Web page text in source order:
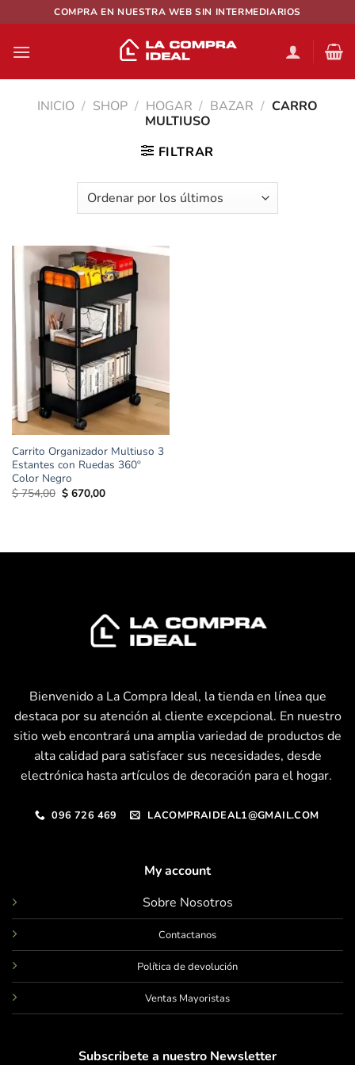
al
contenido
COMPRA EN NUESTRA WEB SIN INTERMEDIARIOS
INICIO / SHOP / HOGAR / BAZAR / CARRO
MULTIUSO
FILTRAR
Carrito Organizador Multiuso 3
Estantes con Ruedas 360º
Color Negro
$754,00 El
precio
$670,00El
Bienvenido a La Compra Ideal, la tienda en línea que
destaca por su atención al cliente excepcional. En nuestro
sitio web encontrará una amplia variedad de productos de
alta calidad para satisfacer sus necesidades, desde
electrónica hasta artículos de decoración para el hogar.
096 726 469 LACOMPRAIDEAL1@GMAIL.COM
My account
Sobre Nosotros
Contactanos
Política de devolución
Ventas Mayoristas
Subscribete a nuestro Newsletter